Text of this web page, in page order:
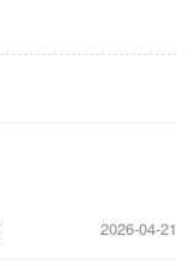
2026-04-21